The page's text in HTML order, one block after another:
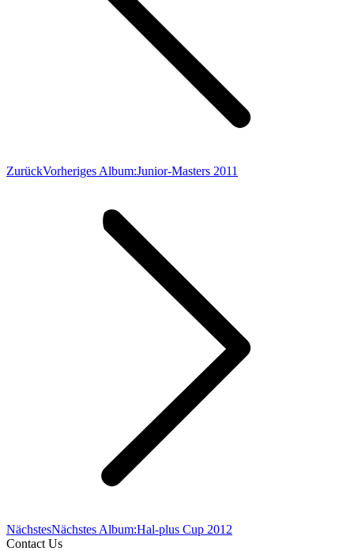
ZurückVorheriges Album:Junior-Masters 2011
NächstesNächstes Album:Hal-plus Cup 2012
Contact Us